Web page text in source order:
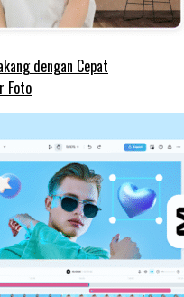
dengan Cepat
Foto